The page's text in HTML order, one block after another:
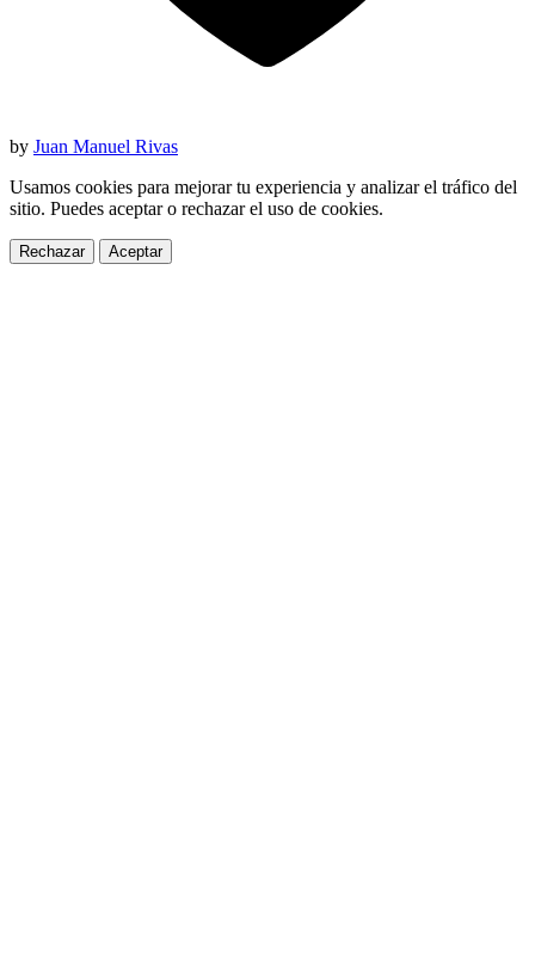
by Juan Manuel Rivas
Usamos cookies para mejorar tu experiencia y analizar el tráfico del
sitio. Puedes aceptar o rechazar el uso de cookies.
Rechazar Aceptar